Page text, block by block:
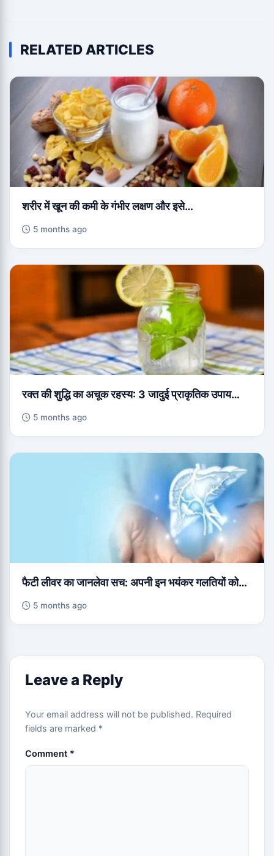
RELATED ARTICLES
शरीर में खून की कमी के गंभीर लक्षण और इसे…
5 months ago
रक्त की शुद्धि का अचूक रहस्य: 3 जादुई प्राकृतिक उपाय…
5 months ago
फैटी लीवर का जानलेवा सच: अपनी इन भयंकर गलतियों को…
5 months ago
Leave a Reply
Your email address will not be published. Required
fields are marked *
Comment *